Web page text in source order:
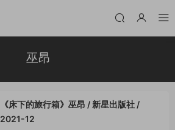
巫昂
《床下的旅行箱》巫昂 / 新星出版社 /
2021-12